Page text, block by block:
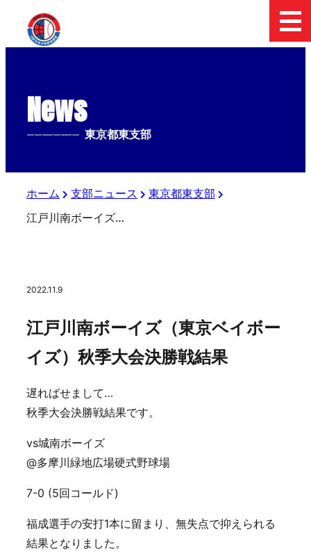
News
-------------- 東京都東支部
ホーム 支部ニュース
東京都東支部
江戸川南ボーイズ（東京ベイボーイズ）秋季大会決勝戦結果
2022.11.9
江戸川南ボーイズ（東京ベイボー
イズ）秋季大会決勝戦結果
遅ればせまして…
秋季大会決勝戦結果です。
vs城南ボーイズ
@多摩川緑地広場硬式野球場
7-0 (5回コールド)
福成選手の安打1本に留まり、無失点で抑えられる
結果となりました。